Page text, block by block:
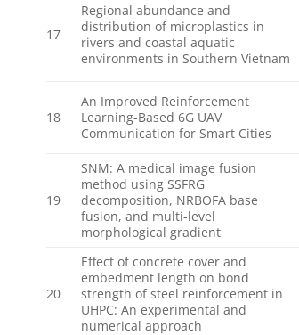
17
Regional abundance and
distribution of microplastics in
rivers and coastal aquatic
environments in Southern Vietnam
18
An Improved Reinforcement
Learning-Based 6G UAV
Communication for Smart Cities
19
SNM: A medical image fusion
method using SSFRG
decomposition, NRBOFA base
fusion, and multi-level
morphological gradient
20
Effect of concrete cover and
embedment length on bond
strength of steel reinforcement in
UHPC: An experimental and
numerical approach